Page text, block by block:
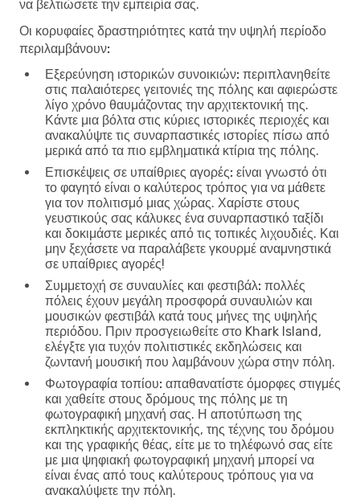
να βελτιώσετε την εμπειρία σας.
Οι κορυφαίες δραστηριότητες κατά την υψηλή περίοδο
περιλαμβάνουν:
Εξερεύνηση ιστορικών συνοικιών: περιπλανηθείτε
στις παλαιότερες γειτονιές της πόλης και αφιερώστε
λίγο χρόνο θαυμάζοντας την αρχιτεκτονική της.
Κάντε μια βόλτα στις κύριες ιστορικές περιοχές και
ανακαλύψτε τις συναρπαστικές ιστορίες πίσω από
μερικά από τα πιο εμβληματικά κτίρια της πόλης.
Επισκέψεις σε υπαίθριες αγορές: είναι γνωστό ότι
το φαγητό είναι ο καλύτερος τρόπος για να μάθετε
για τον πολιτισμό μιας χώρας. Χαρίστε στους
γευστικούς σας κάλυκες ένα συναρπαστικό ταξίδι
και δοκιμάστε μερικές από τις τοπικές λιχουδιές. Και
μην ξεχάσετε να παραλάβετε γκουρμέ αναμνηστικά
σε υπαίθριες αγορές!
Συμμετοχή σε συναυλίες και φεστιβάλ: πολλές
πόλεις έχουν μεγάλη προσφορά συναυλιών και
μουσικών φεστιβάλ κατά τους μήνες της υψηλής
περιόδου. Πριν προσγειωθείτε στο Khark Island,
ελέγξτε για τυχόν πολιτιστικές εκδηλώσεις και
ζωντανή μουσική που λαμβάνουν χώρα στην πόλη.
Φωτογραφία τοπίου: απαθανατίστε όμορφες στιγμές
και χαθείτε στους δρόμους της πόλης με τη
φωτογραφική μηχανή σας. Η αποτύπωση της
εκπληκτικής αρχιτεκτονικής, της τέχνης του δρόμου
και της γραφικής θέας, είτε με το τηλέφωνό σας είτε
με μια ψηφιακή φωτογραφική μηχανή μπορεί να
είναι ένας από τους καλύτερους τρόπους για να
ανακαλύψετε την πόλη.